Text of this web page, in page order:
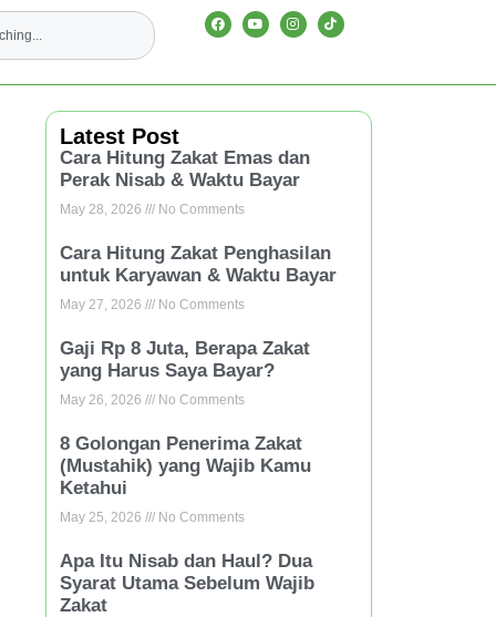
Latest Post
Cara Hitung Zakat Emas dan
Perak Nisab & Waktu Bayar
May 28, 2026 No Comments
Cara Hitung Zakat Penghasilan
untuk Karyawan & Waktu Bayar
May 27, 2026 No Comments
Gaji Rp 8 Juta, Berapa Zakat
yang Harus Saya Bayar?
May 26, 2026 No Comments
8 Golongan Penerima Zakat
(Mustahik) yang Wajib Kamu
Ketahui
May 25, 2026 No Comments
Apa Itu Nisab dan Haul? Dua
Syarat Utama Sebelum Wajib
Zakat